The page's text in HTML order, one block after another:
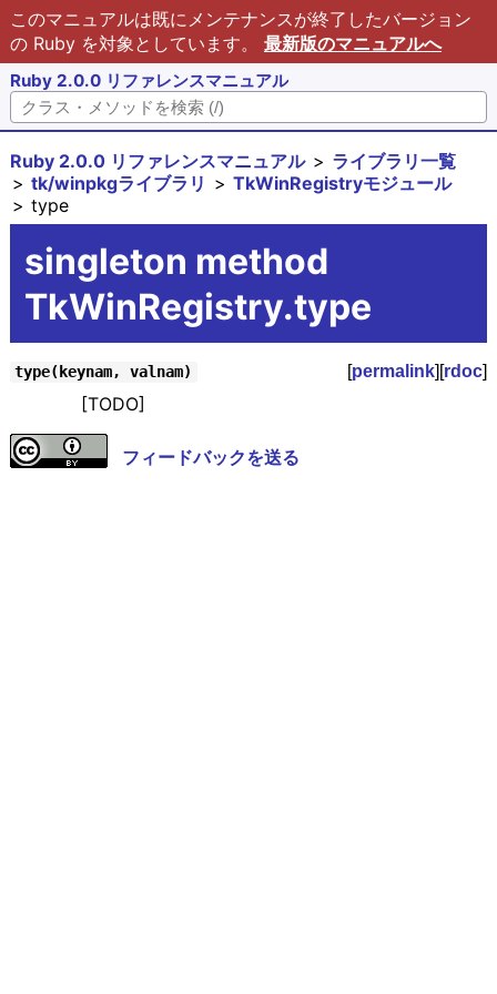
このマニュアルは既にメンテナンスが終了したバージョン
の Ruby を対象としています。 最新版のマニュアルへ
Ruby 2.0.0 リファレンスマニュアル
Ruby 2.0.0 リファレンスマニュアル
ライブラリ一覧
tk/winpkgライブラリ
TkWinRegistryモジュール
type
singleton method
TkWinRegistry.type
type(keynam, valnam) [permalink][rdoc]
[TODO]
フィードバックを送る